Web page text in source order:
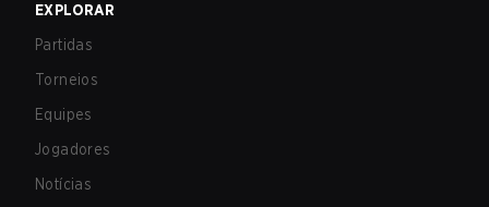
EXPLORAR
Partidas
Torneios
Equipes
Jogadores
Notícias